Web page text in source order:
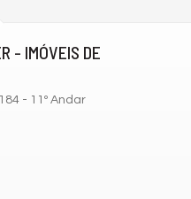
- IMÓVEIS DE
- 11º Andar